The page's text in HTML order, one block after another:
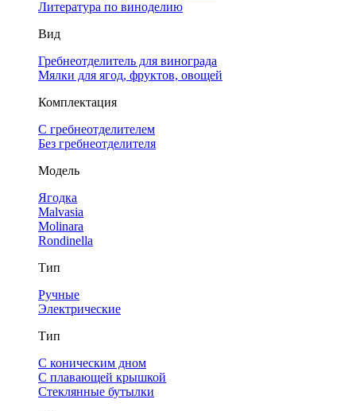
Литература по виноделию
Вид
Гребнеотделитель для винограда
Мялки для ягод, фруктов, овощей
Комплектация
С гребнеотделителем
Без гребнеотделителя
Модель
Ягодка
Malvasia
Molinara
Rondinella
Тип
Ручные
Электрические
Тип
С коническим дном
С плавающей крышкой
Стеклянные бутылки